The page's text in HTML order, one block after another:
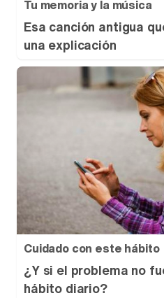
Tu memoria y la música
Esa canción antigua
una explicación
Cuidado con este hábito
¿Y si el problema no
hábito diario?